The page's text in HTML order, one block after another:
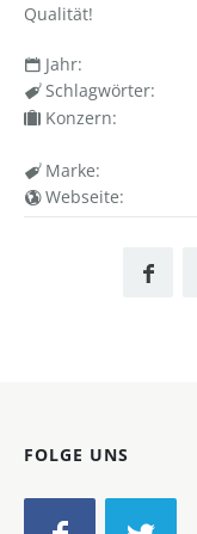
Qualität!
Jahr:
Schlagwörter:
Konzern:
Marke:
Webseite:
FOLGE UNS